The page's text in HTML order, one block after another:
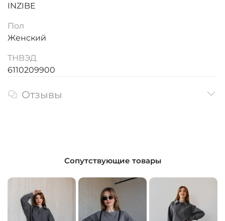
INZIBE
Пол
Женский
ТНВЭД
6110209900
Отзывы
Сопутствующие товары